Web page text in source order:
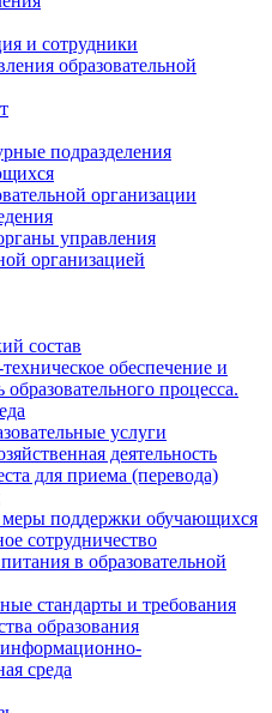
и сотрудники
образовательной
подразделения
организации
управления
организацией
состав
обеспечение и
процесса.
услуги
деятельность
для приема (перевода)
поддержки обучающихся
сотрудничество
в образовательной
стандарты и требования
образования
среда